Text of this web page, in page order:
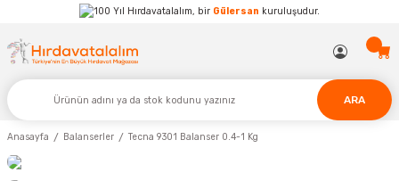
Hırdavatalalım, bir Gülersan kuruluşudur.
ARA
Anasayfa Balanserler Tecna 9301 Balanser 0.4-1 Kg